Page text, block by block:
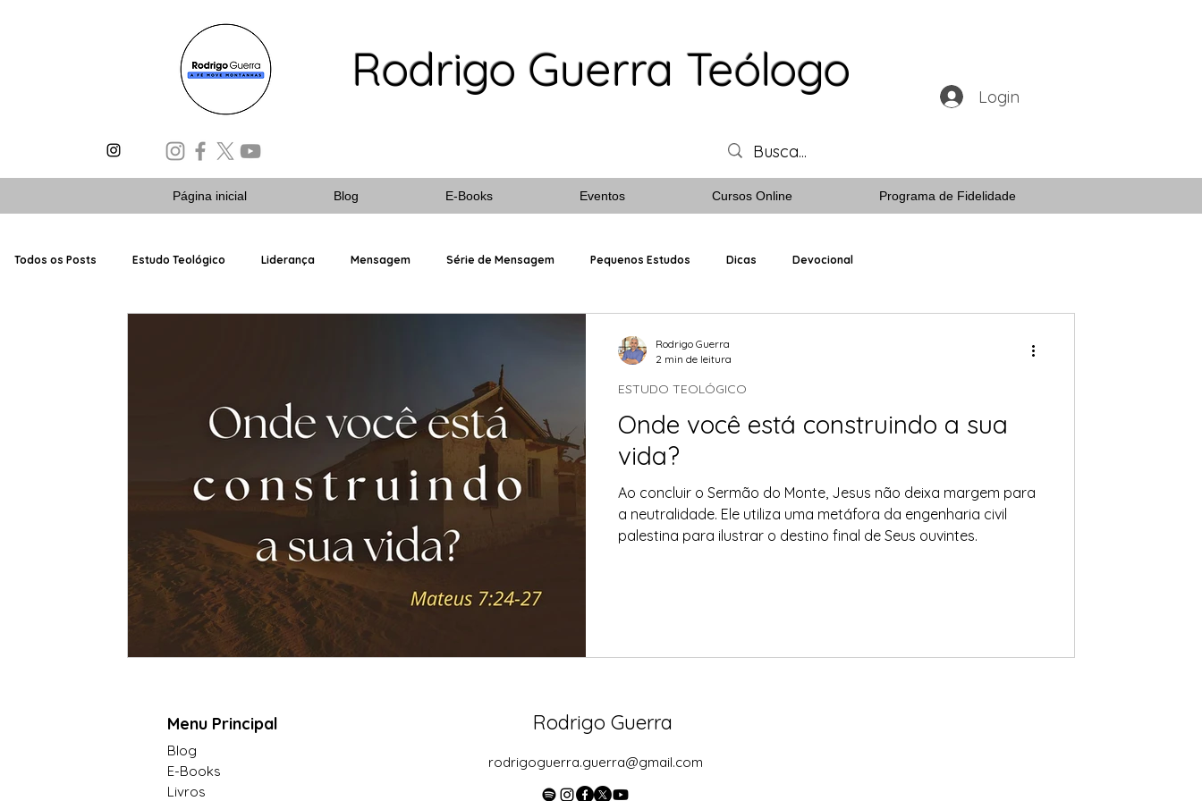
Rodrigo Guerra Teólogo Login
Página inicial Blog E-Books Eventos Cursos Online Programa de Fidelidade
Todos os Posts Estudo Teológico Liderança Mensagem Série de Mensagem Pequenos Estudos Dicas Devocional
Onde você está construindo a sua
vida?
Ao concluir o Sermão do Monte, Jesus não deixa margem para
a neutralidade. Ele utiliza uma metáfora da engenharia civil
palestina para ilustrar o destino final de Seus ouvintes.
ESTUDO TEOLÓGICO
Rodrigo Guerra
2 min de leitura
Menu Principal
Blog
E-Books
Livros
Rodrigo Guerra
rodrigoguerra.guerra@gmail.com